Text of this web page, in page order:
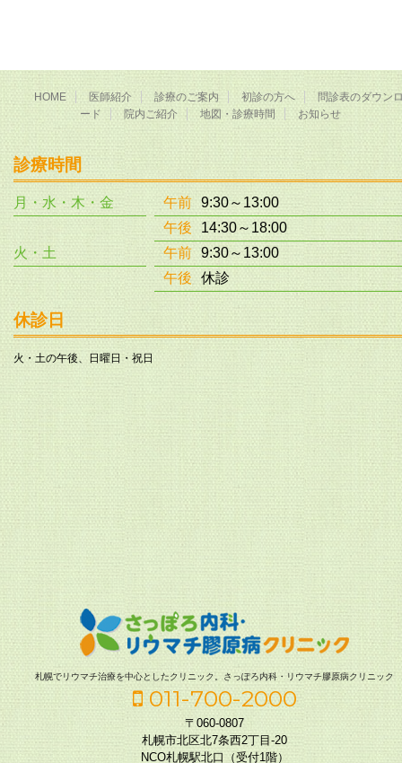
HOME 医師紹介 診療のご案内 初診の方へ
問診表のダウン
ード
院内ご紹介 地図・診療時間 お知らせ
診療時間
月・水・木・金 午前
9:30～13:00
午後
14:30～18:00
火・土
午前
9:30～13:00
午後
休診
休診日
火・土の午後、日曜日・祝日
札幌でリウマチ治療を中心としたクリニック。さっぽろ内科・リウマチ膠原病クリニック
011-700-2000
〒060-0807
札幌市北区北7条西2丁目-20
NCO札幌駅北口（受付1階）